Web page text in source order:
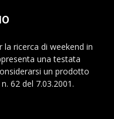
la ricerca di weekend in
una testata
un prodotto
62 del 7.03.2001.